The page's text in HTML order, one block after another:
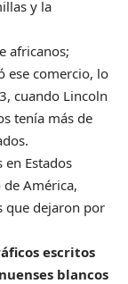
y la
africanos;
ese comercio, lo
cuando Lincoln
tenía más de
Estados
América,
que dejaron por
escritos
blancos